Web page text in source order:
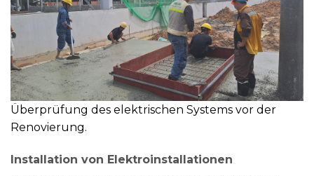
Überprüfung des elektrischen Systems vor der
Renovierung.
Installation von Elektroinstallationen